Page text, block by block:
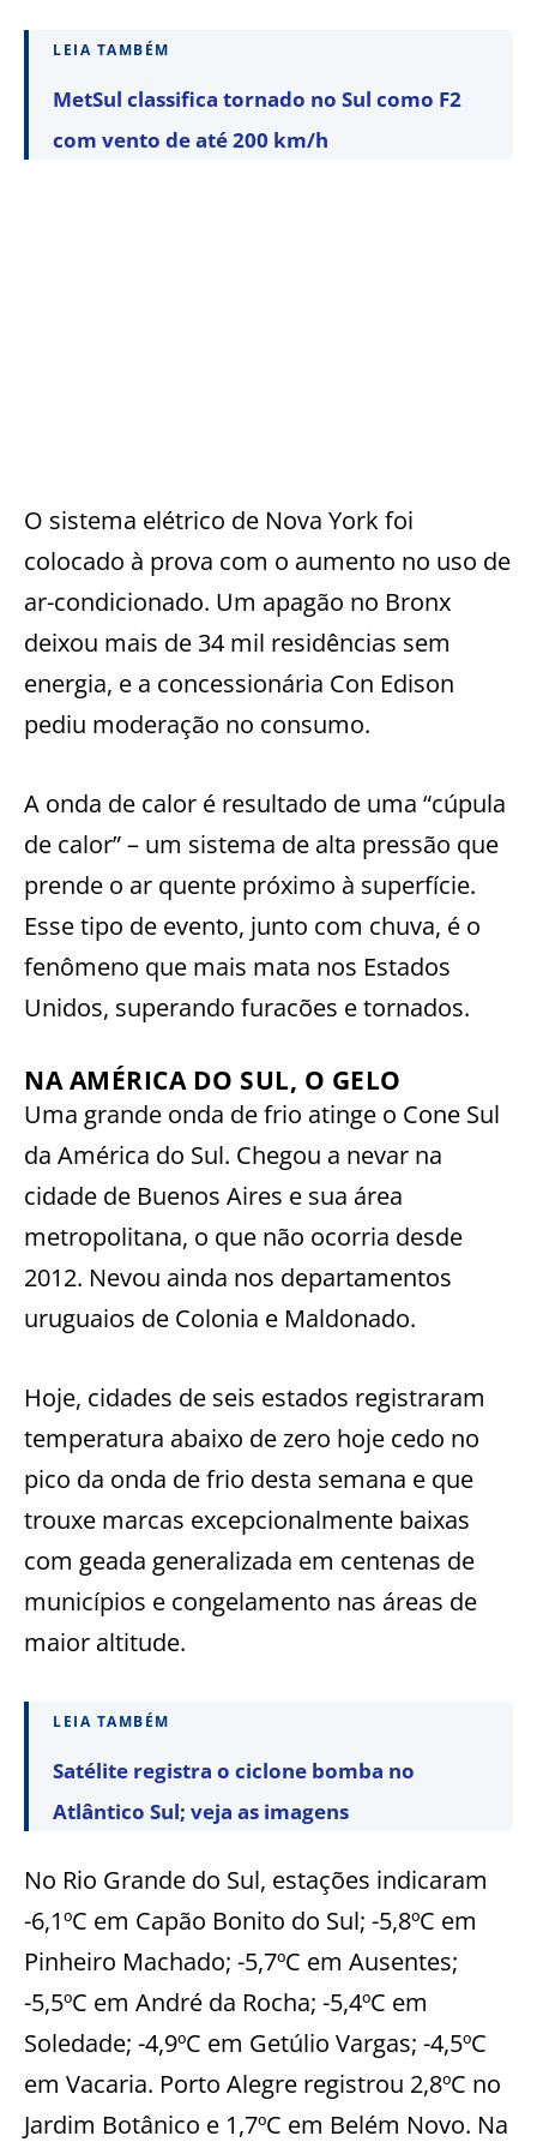
LEIA TAMBÉM
MetSul classifica tornado no Sul como F2
com vento de até 200 km/h
O sistema elétrico de Nova York foi
colocado à prova com o aumento no uso de
ar-condicionado. Um apagão no Bronx
deixou mais de 34 mil residências sem
energia, e a concessionária Con Edison
pediu moderação no consumo.
A onda de calor é resultado de uma “cúpula
de calor” – um sistema de alta pressão que
prende o ar quente próximo à superfície.
Esse tipo de evento, junto com chuva, é o
fenômeno que mais mata nos Estados
Unidos, superando furacões e tornados.
NA AMÉRICA DO SUL, O GELO
Uma grande onda de frio atinge o Cone Sul
da América do Sul. Chegou a nevar na
cidade de Buenos Aires e sua área
metropolitana, o que não ocorria desde
2012. Nevou ainda nos departamentos
uruguaios de Colonia e Maldonado.
Hoje, cidades de seis estados registraram
temperatura abaixo de zero hoje cedo no
pico da onda de frio desta semana e que
trouxe marcas excepcionalmente baixas
com geada generalizada em centenas de
municípios e congelamento nas áreas de
maior altitude.
LEIA TAMBÉM
Satélite registra o ciclone bomba no
Atlântico Sul; veja as imagens
No Rio Grande do Sul, estações indicaram
-6,1ºC em Capão Bonito do Sul; -5,8ºC em
Pinheiro Machado; -5,7ºC em Ausentes;
-5,5ºC em André da Rocha; -5,4ºC em
Soledade; -4,9ºC em Getúlio Vargas; -4,5ºC
em Vacaria. Porto Alegre registrou 2,8ºC no
Jardim Botânico e 1,7ºC em Belém Novo. Na